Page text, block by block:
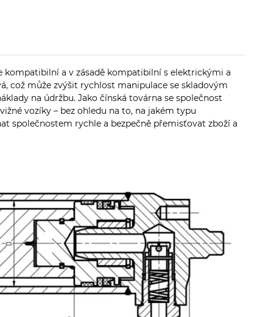
kompatibilní a v zásadě kompatibilní s elektrickými a
což může zvýšit rychlost manipulace se skladovým
na údržbu. Jako čínská továrna se společnost
vozíky – bez ohledu na to, na jakém typu
společnostem rychle a bezpečně přemisťovat zboží a